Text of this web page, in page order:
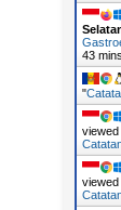
43
"
viewed
viewed